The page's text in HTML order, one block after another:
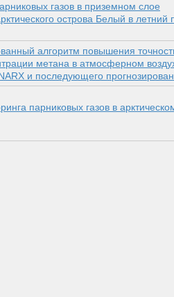
газов в приземном слое
острова Белый в летний
алгоритм повышения
метана в атмосферном
и последующего
парниковых газов в